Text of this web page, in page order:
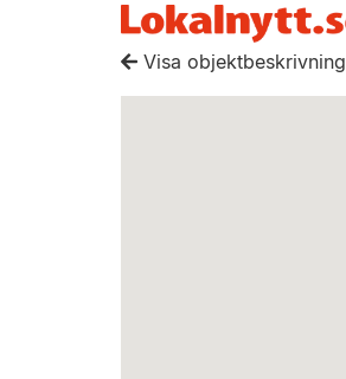
Visa objektbeskrivning